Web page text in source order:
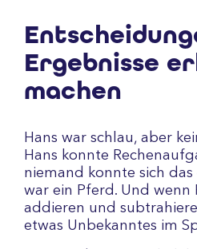
Ergebnisse
machen
Hans war schlau, aber
Hans konnte
niemand konnte sich das
war ein Pferd. Und wenn
addieren und
etwas Unbekanntes im